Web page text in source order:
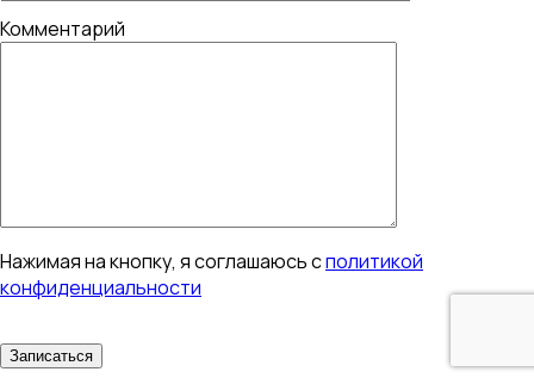
Комментарий
Нажимая на кнопку, я соглашаюсь сполитикой
конфиденциальности